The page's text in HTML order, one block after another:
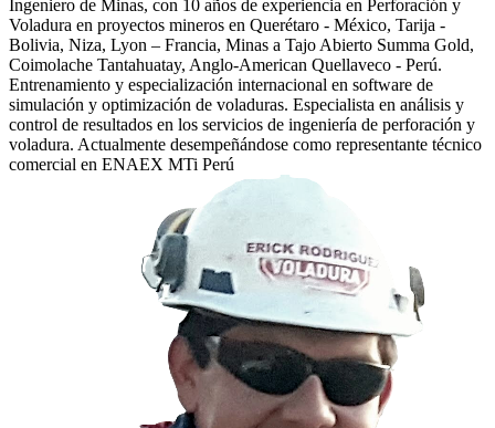
Ingeniero de Minas, con 10 años de experiencia en Perforación y
Voladura en proyectos mineros en Querétaro - México, Tarija -
Bolivia, Niza, Lyon – Francia, Minas a Tajo Abierto Summa Gold,
Coimolache Tantahuatay, Anglo-American Quellaveco - Perú.
Entrenamiento y especialización internacional en software de
simulación y optimización de voladuras. Especialista en análisis y
control de resultados en los servicios de ingeniería de perforación y
voladura. Actualmente desempeñándose como representante técnico
comercial en ENAEX MTi Perú